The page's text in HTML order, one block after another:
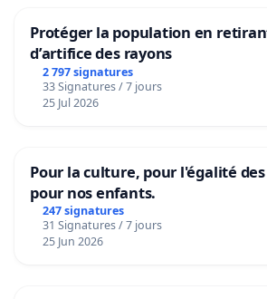
Protéger la population en
d’artifice des rayons
2 797 signatures
33 Signatures / 7 jours
25 Jul 2026
Pour la culture, pour l'égalité
pour nos enfants.
247 signatures
31 Signatures / 7 jours
25 Jun 2026